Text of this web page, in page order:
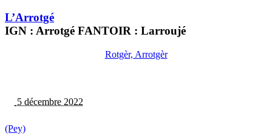
L’Arrotgé
IGN : Arrotgé FANTOIR : Larroujé
Rotgèr, Arrotgèr
5 décembre 2022
(Pey)